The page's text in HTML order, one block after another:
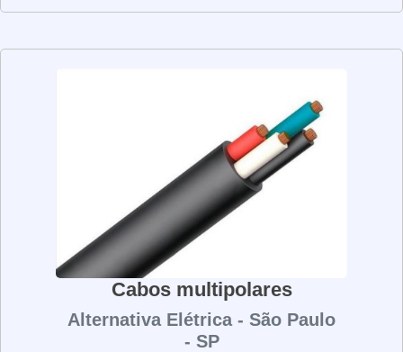
duráveis, como cobre, alumínio e aço. Eles são
corrosão. Além disso, eles são resistentes ao fogo e às
ambientes externos. Os cabos unipolares são fáceis de
instalar e manter. Eles são leves e flexíveis, o que os
torna ideais para uso em espaços apertados. Além disso,
eles são resistentes a vibrações e choques, o que os
torna ideais para uso em equipamentos industriais. Os
cabos unipolares são uma solução eficaz para a
conexão de equipamentos elétricos. Eles são
resistentes, duráveis e fáceis de instalar e manter. Se
você precisa de cabos unipolares para sua instalação
elétrica, não hesite em procurar por um fornecedor de
qualidade.
Cabos multipolares
Alternativa Elétrica - São Paulo
- SP